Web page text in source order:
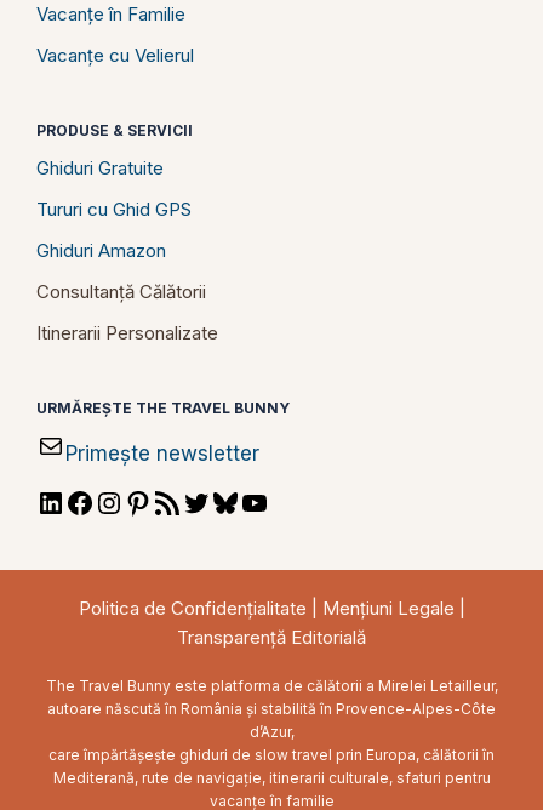
Vacanțe în Familie
Vacanțe cu Velierul
PRODUSE & SERVICII
Ghiduri Gratuite
Tururi cu Ghid GPS
Ghiduri Amazon
Consultanță Călătorii
Itinerarii Personalizate
URMĂREȘTE THE TRAVEL BUNNY
Primește newsletter
LinkedIn
Facebook
Instagram
Pinterest
RSSTwitterBluesky
Politica de Confidențialitate Mențiuni Legale
Transparență Editorială
The Travel Bunny este platforma de călătorii a Mirelei Letailleur,
autoare născută în România și stabilită în Provence-Alpes-Côte
d’Azur,
care împărtășește ghiduri de slow travel prin Europa, călătorii în
Mediterană, rute de navigație, itinerarii culturale, sfaturi pentru
vacanțe în familie